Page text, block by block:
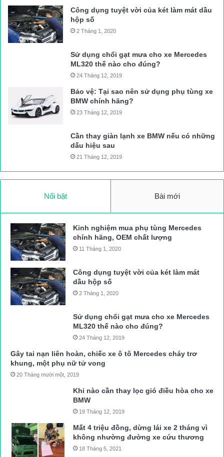
Công dụng tuyệt vời của két làm mát dầu
hộp số
2 Tháng 1, 2020
Sử dụng chổi gạt mưa cho xe Mercedes
ML320 thế nào cho đúng?
24 Tháng 12, 2019
Bảo vệ: Tại sao nên sử dụng phụ tùng xe
BMW chính hãng?
23 Tháng 12, 2019
Cần thay giàn lạnh xe BMW nếu có những
dấu hiệu sau
21 Tháng 12, 2019
Nổi bật Bài mới
Kinh nghiệm mua phụ tùng Mercedes
chính hãng, OEM chất lượng
11 Tháng 1, 2020
Công dụng tuyệt vời của két làm mát
dầu hộp số
2 Tháng 1, 2020
Sử dụng chổi gạt mưa cho xe Mercedes
ML320 thế nào cho đúng?
24 Tháng 12, 2019
Gây tai nạn liên hoàn, chiếc xe ô tô Mercedes cháy trơ
khung, một phụ nữ tử vong
20 Tháng mười một, 2019
Khi nào cần thay lọc gió điều hòa cho xe
BMW
19 Tháng 12, 2019
Mất 4 triệu đồng, dừng lái xe 2 tháng vì
không nhường đường xe cứu thương
18 Tháng 5, 2021